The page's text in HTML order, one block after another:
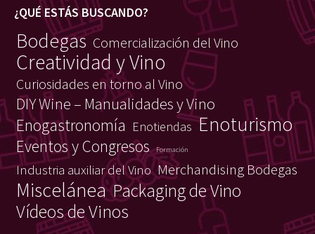
¿QUÉ ESTÁS BUSCANDO?
Bodegas Comercialización del Vino
Creatividad y Vino
Curiosidades en torno al Vino
DIY Wine – Manualidades y Vino
Enogastronomía Enotiendas Enoturismo
Eventos y Congresos Formación
Industria auxiliar del Vino Merchandising Bodegas
Miscelánea Packaging de Vino
Vídeos de Vinos